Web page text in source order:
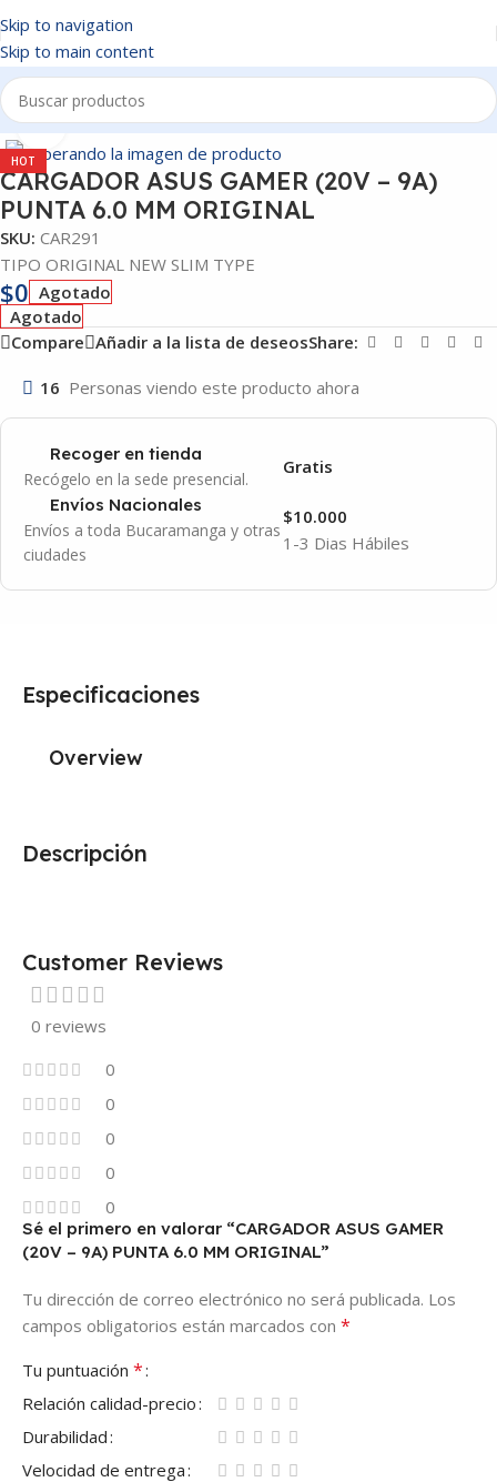
Skip to navigation
Skip to main content
Inicio/CARGADORES
HOT
Click to enlarge
CARGADOR ASUS GAMER (20V – 9A)
PUNTA 6.0 MM ORIGINAL
SKU: CAR291
TIPO ORIGINAL NEW SLIM TYPE
$0 Agotado
Agotado
Compare Añadir a la lista de deseosShare:
16 Personas viendo este producto ahora
Recoger en tienda
Recógelo en la sede presencial.
Gratis
Envíos Nacionales
Envíos a toda Bucaramanga y otras
ciudades
1-3 Dias Hábiles
$10.000
Descripción
Especificaciones
Overview
Customer Reviews
0 reviews
0
0
0
0
0
Sé el primero en valorar “CARGADOR ASUS GAMER
(20V – 9A) PUNTA 6.0 MM ORIGINAL”
Tu dirección de correo electrónico no será publicada. Los
campos obligatorios están marcados con *
Tu puntuación *
Relación calidad-precio
Durabilidad
Velocidad de entrega